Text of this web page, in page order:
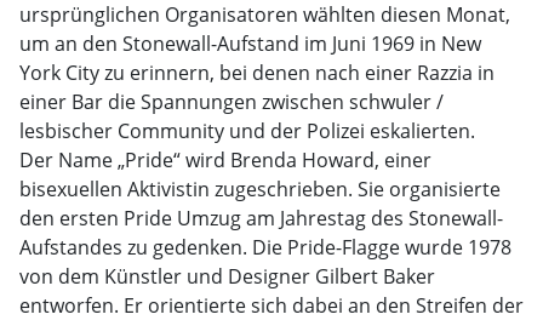
ursprünglichen Organisatoren wählten diesen Monat,
um an den Stonewall-Aufstand im Juni 1969 in New
York City zu erinnern, bei denen nach einer Razzia in
einer Bar die Spannungen zwischen schwuler /
lesbischer Community und der Polizei eskalierten.
Der Name „Pride“ wird Brenda Howard, einer
bisexuellen Aktivistin zugeschrieben. Sie organisierte
den ersten Pride Umzug am Jahrestag des Stonewall-
Aufstandes zu gedenken. Die Pride-Flagge wurde 1978
von dem Künstler und Designer Gilbert Baker
entworfen. Er orientierte sich dabei an den Streifen der